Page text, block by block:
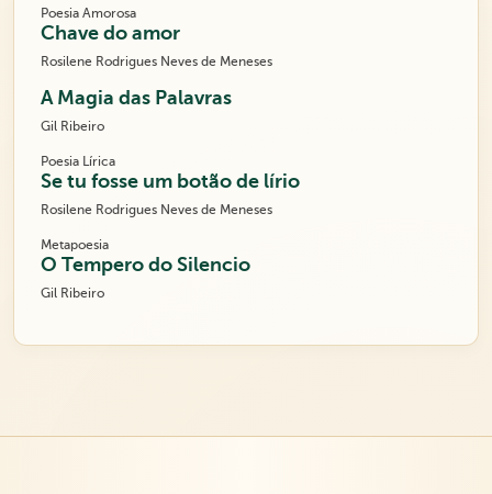
Poesia Amorosa
Chave do amor
Rosilene Rodrigues Neves de Meneses
A Magia das Palavras
Gil Ribeiro
Poesia Lírica
Se tu fosse um botão de lírio
Rosilene Rodrigues Neves de Meneses
Metapoesia
O Tempero do Silencio
Gil Ribeiro